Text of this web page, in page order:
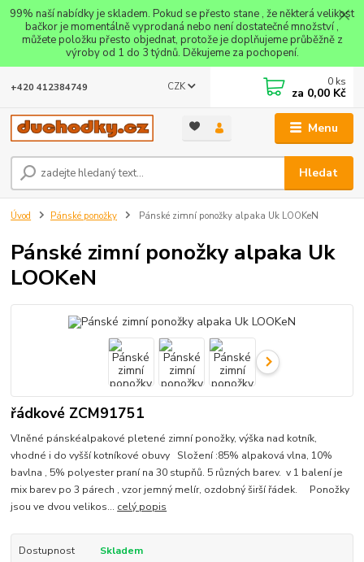
99% naší nabídky je skladem. Pokud se přesto stane , že některá velikost
bačkor je momentálně vyprodaná nebo není dostatečné množství ,
můžete položku přesto objednat, protože je doplňujeme průběžně z
výroby od 1 do 3 týdnů. Děkujeme za pochopení.
Menu
CZK
Hledat
+420 412384749 0 ks
za 0,00 Kč
Úvod Pánské ponožky Pánské zimní ponožky alpaka Uk LOOKeN
Pánské zimní ponožky alpaka Uk
LOOKeN
řádkové ZCM91751
Vlněné pánskéalpakové pletené zimní ponožky, výška nad kotník,
vhodné i do vyšší kotníkové obuvy Složení :85% alpaková vlna, 10%
bavlna , 5% polyester praní na 30 stupňů. 5 různých barev. v 1 balení je
mix barev po 3 párech , vzor jemný melír, ozdobný širší řádek. Ponožky
jsou ve dvou velikos... celý popis
Dostupnost
Skladem